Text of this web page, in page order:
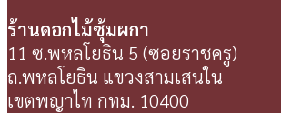
ร้านดอกไม้ซุ้มผกา
11 ซ.พหลโยธิน 5 (ซอยราชครู)
ถ.พหลโยธิน แขวงสามเสนใน
เขตพญาไท กทม. 10400